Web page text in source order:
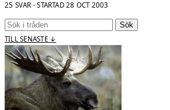
25 SVAR · STARTAD28 OCT 2003
Sök
TILL SENASTE ↓